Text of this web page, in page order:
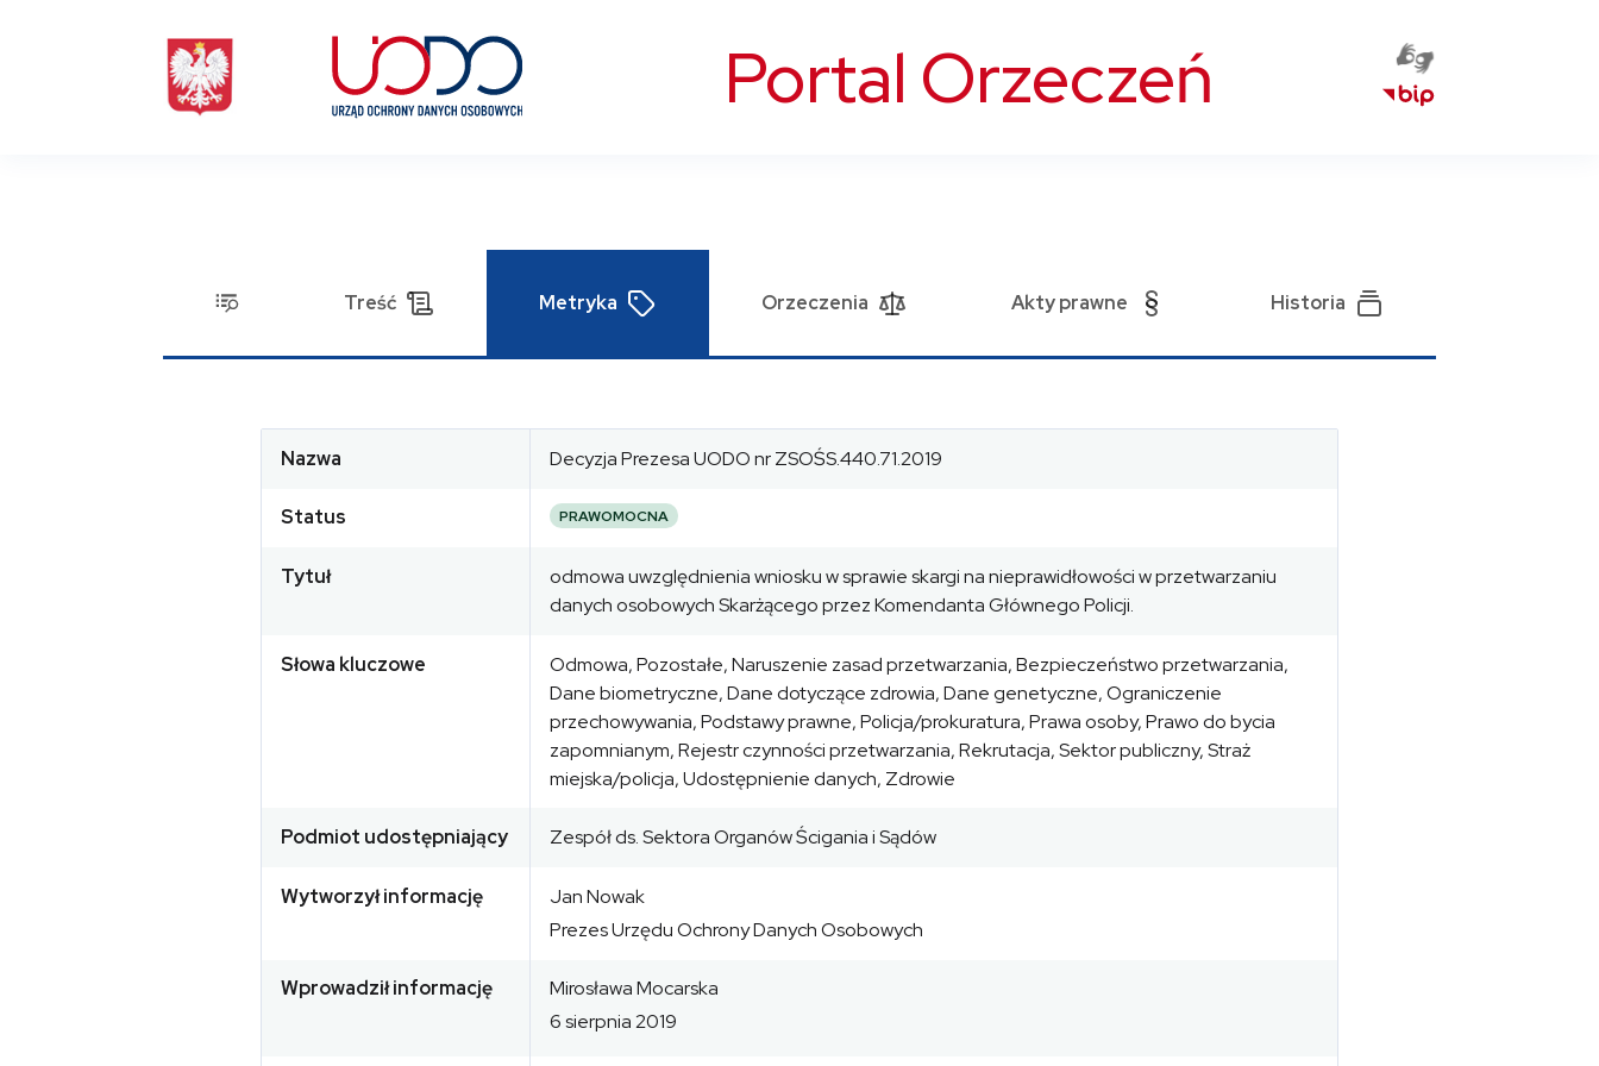
Portal Orzeczeń
Treść Metryka Orzeczenia Akty prawne Historia
Nazwa Decyzja Prezesa UODO nr ZSOŚS.440.71.2019
Status PRAWOMOCNA
Tytuł
odmowa uwzględnienia wniosku w sprawie skargi na nieprawidłowości w przetwarzaniu
danych osobowych Skarżącego przez Komendanta Głównego Policji.
Słowa kluczowe
Odmowa, Pozostałe, Naruszenie zasad przetwarzania, Bezpieczeństwo przetwarzania,
Dane biometryczne, Dane dotyczące zdrowia, Dane genetyczne, Ograniczenie
przechowywania, Podstawy prawne, Policja/prokuratura, Prawa osoby, Prawo do bycia
zapomnianym, Rejestr czynności przetwarzania, Rekrutacja, Sektor publiczny, Straż
miejska/policja, Udostępnienie danych, Zdrowie
Podmiot udostępniający Zespół ds. Sektora Organów Ścigania i Sądów
Wytworzył informację
Jan Nowak
Prezes Urzędu Ochrony Danych Osobowych
Wprowadził informację
Mirosława Mocarska
6 sierpnia 2019